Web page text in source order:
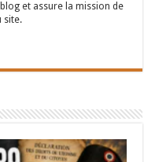
et assure la mission de
site.